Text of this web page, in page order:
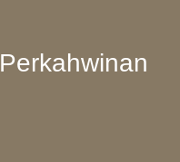
Perkahwinan